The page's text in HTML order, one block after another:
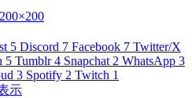
200×200
5 Discord 7 Facebook 7 Twitter/X
5 Tumblr 4 Snapchat 2 WhatsApp 3
3 Spotify 2 Twitch 1
示